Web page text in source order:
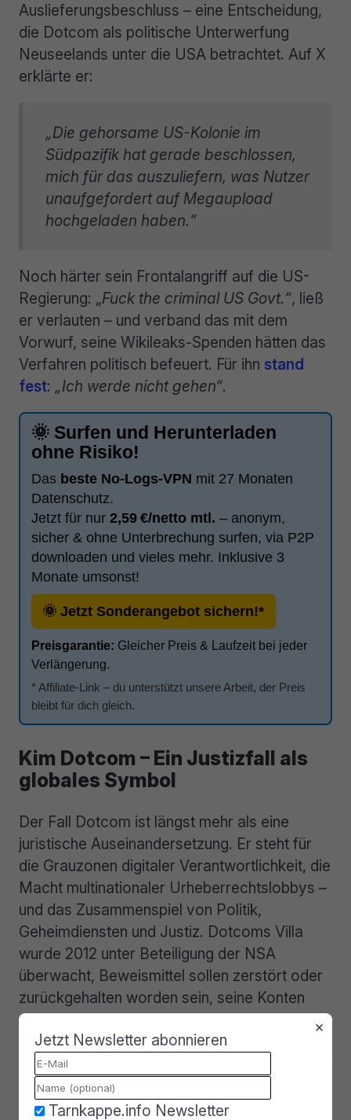
Auslieferungsbeschluss – eine Entscheidung,
die Dotcom als politische Unterwerfung
Neuseelands unter die USA betrachtet. Auf X
erklärte er:
„Die gehorsame US-Kolonie im
Südpazifik hat gerade beschlossen,
mich für das auszuliefern, was Nutzer
unaufgefordert auf Megaupload
hochgeladen haben.“
Noch härter sein Frontalangriff auf die US-
Regierung: „Fuck the criminal US Govt.“, ließ
er verlauten – und verband das mit dem
Vorwurf, seine Wikileaks-Spenden hätten das
Verfahren politisch befeuert. Für ihn stand
fest: „Ich werde nicht gehen“.
🌞 Surfen und Herunterladen
ohne Risiko!
Das beste No-Logs-VPN mit 27 Monaten
Datenschutz.
Jetzt für nur 2,59 €/netto mtl. – anonym,
sicher & ohne Unterbrechung surfen, via P2P
downloaden und vieles mehr. Inklusive 3
Monate umsonst!
🌞 Jetzt Sonderangebot sichern!*
Preisgarantie: Gleicher Preis & Laufzeit bei jeder
Verlängerung.
* Affiliate-Link – du unterstützt unsere Arbeit, der Preis
bleibt für dich gleich.
Kim Dotcom – Ein Justizfall als
globales Symbol
Der Fall Dotcom ist längst mehr als eine
juristische Auseinandersetzung. Er steht für
die Grauzonen digitaler Verantwortlichkeit, die
Macht multinationaler Urheberrechtslobbys –
und das Zusammenspiel von Politik,
Geheimdiensten und Justiz. Dotcoms Villa
wurde 2012 unter Beteiligung der NSA
überwacht, Beweismittel sollen zerstört oder
zurückgehalten worden sein, seine Konten
eingefroren.
Trump und ich haben eines gemeinsam: Wir
sind beide von Joe Bidens korrupten
Marionetten des Justizministeriums verfolgt
×
Jetzt Newsletter abonnieren
Tarnkappe.info Newsletter